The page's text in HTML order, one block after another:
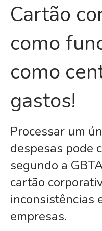
Cartão
como
como
gastos!
Processar um
despesas pode
segundo a
cartão
inconsistências
empresas.